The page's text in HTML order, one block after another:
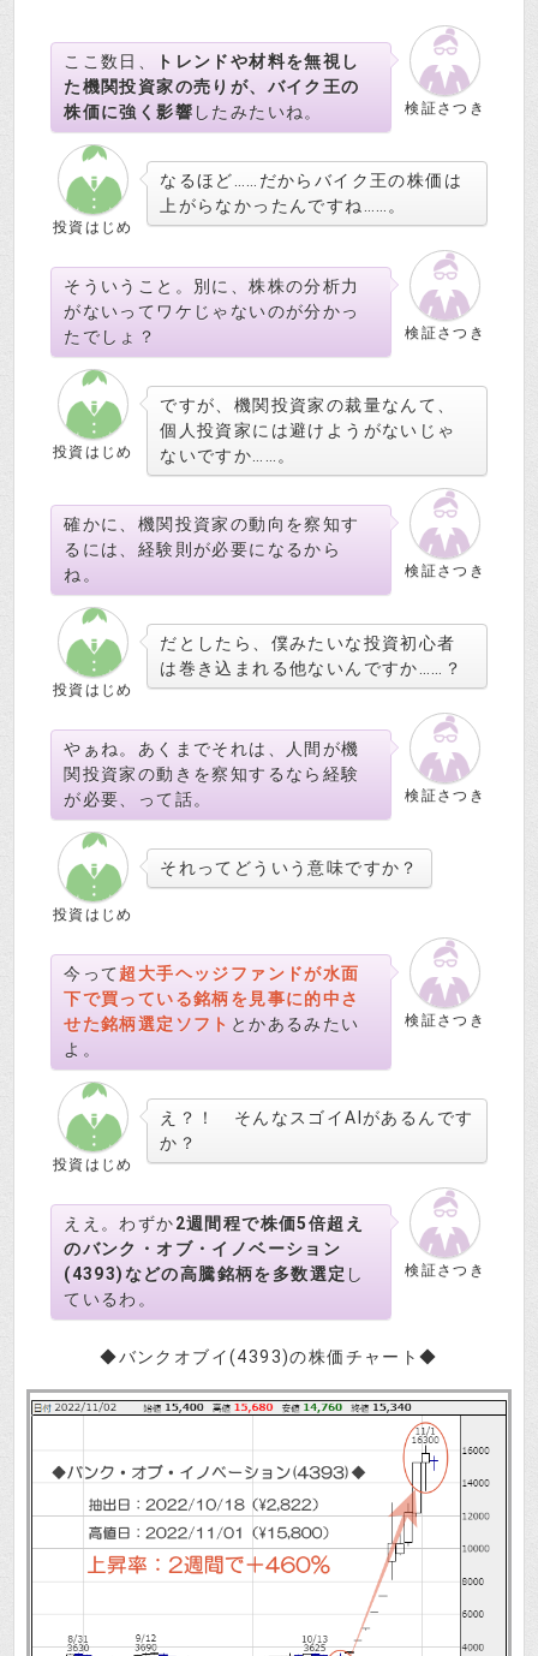
検証さつき
ここ数日、
トレンドや材料を無視し
た機関投資家の売りが、バイク王の
株価に強く影響 したみたいね。
投資はじめ
なるほど……だからバイク王の株価は
上がらなかったんですね……。
検証さつき
そういうこと。別に、株株の分析力
がないってワケじゃないのが分かっ
たでしょ？
投資はじめ
ですが、機関投資家の裁量なんて、
個人投資家には避けようがないじゃ
ないですか……。
検証さつき
確かに、機関投資家の動向を察知す
るには、経験則が必要になるから
ね。
投資はじめ
だとしたら、僕みたいな投資初心者
は巻き込まれる他ないんですか……？
検証さつき
やぁね。あくまでそれは、人間が機
関投資家の動きを察知するなら経験
が必要、って話。
投資はじめ
それってどういう意味ですか？
検証さつき
今って超大手ヘッジファンドが水面
下で買っている銘柄を見事に的中さ
せた銘柄選定ソフト とかあるみたい
よ。
投資はじめ
え？！ そんなスゴイAIがあるんです
か？
検証さつき
ええ。わずか2週間程で株価5倍超え
のバンク・オブ・イノベーション
(4393)などの高騰銘柄を多数選定 し
ているわ。
◆バンクオブイ(4393)の株価チャート◆